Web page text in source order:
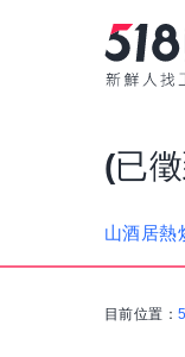
(已
山酒居熱
目前位置：